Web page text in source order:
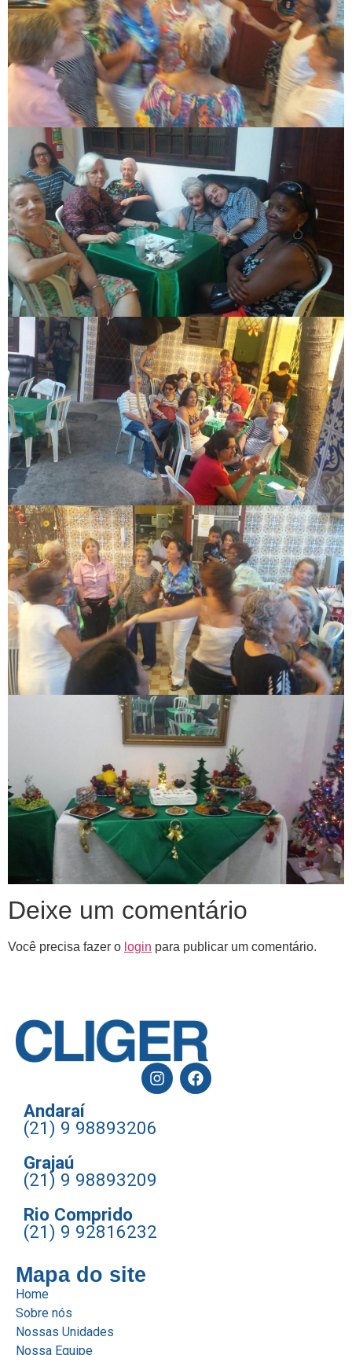
Deixe um comentário
Você precisa fazer o login para publicar um comentário.
Andaraí
(21) 9 98893206
Grajaú
(21) 9 98893209
Rio Comprido
(21) 9 92816232
Mapa do site
Home
Sobre nós
Nossas Unidades
Nossa Equipe